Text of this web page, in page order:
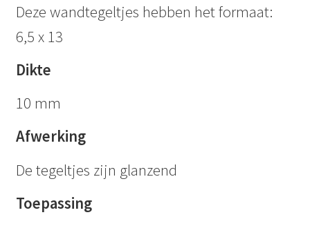
Deze wandtegeltjes hebben het formaat:
6,5 x 13
Dikte
10 mm
Afwerking
De tegeltjes zijn glanzend
Toepassing